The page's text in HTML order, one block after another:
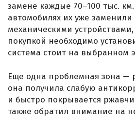
замене каждые 70–100 тыс.
автомобилях их уже
механическими
покупкой необходимо
система стоит на выбранном
Еще одна проблемная зона —
она получила слабую
и быстро покрывается
также обратил внимание на